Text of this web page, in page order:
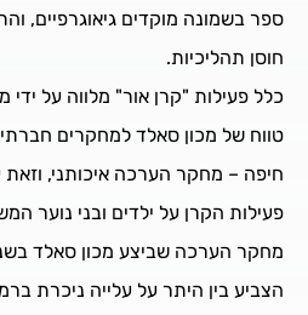
חוסן תהליכיות.
כלל פעילות "קרן אור" מלווה על
טווח של מכון סאלד למחקרים
חיפה – מחקר הערכה איכותני,
פעילות הקרן על ילדים ובני נוער
הצביע בין היתר על עלייה ניכרת